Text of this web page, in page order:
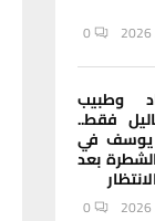
0
وطبيب
فقط..
يوسف في
بعد
0